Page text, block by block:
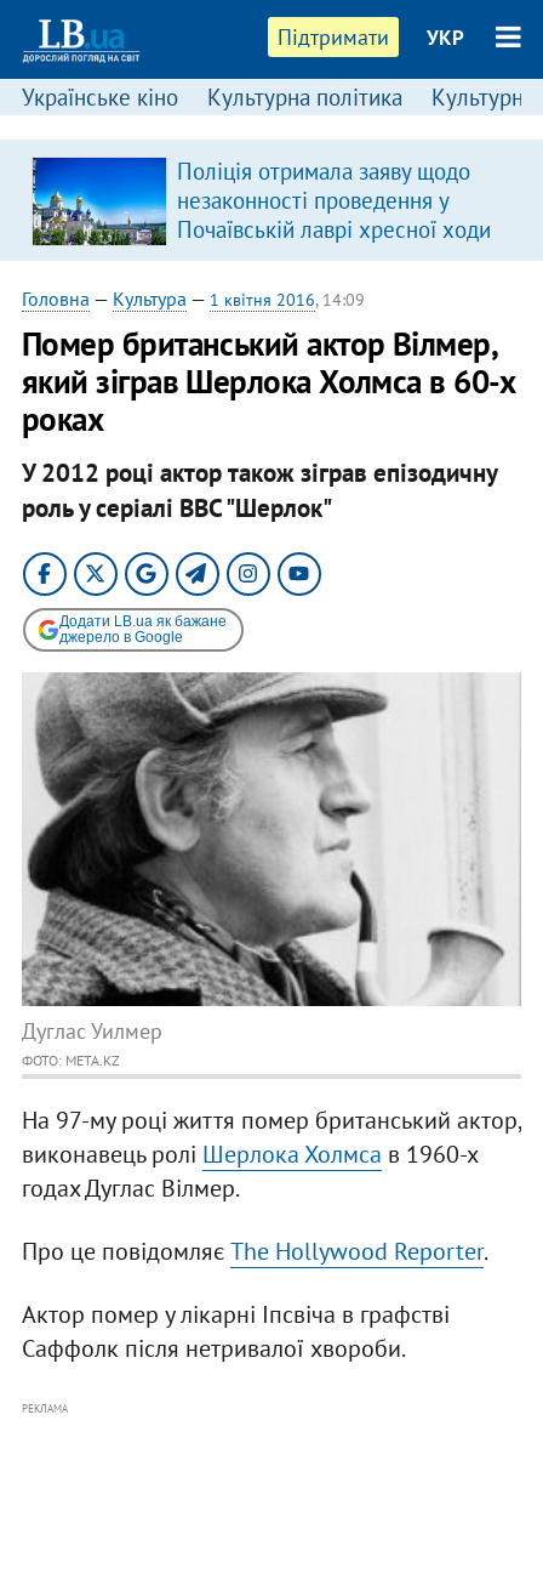
Підтримати УКР
Українське кіно Культурна політика Культурні
Поліція отримала заяву щодо
незаконності проведення у
Почаївській лаврі хресної ходи
Головна — Культура — 1 квітня 2016, 14:09
Помер британський актор Вілмер,
який зіграв Шерлока Холмса в 60-х
роках
У 2012 році актор також зіграв епізодичну
роль у серіалі ВВС "Шерлок"
Додати LB.ua як бажане
джерело в Google
Дуглас Уилмер
ФОТО: META.KZ
На 97-му році життя помер британський актор,
виконавець ролі Шерлока Холмса в 1960-х
годах Дуглас Вілмер.
Про це повідомляєThe Hollywood Reporter.
Актор помер у лікарні Іпсвіча в графстві
Саффолк після нетривалої хвороби.
РЕКЛАМА